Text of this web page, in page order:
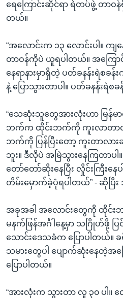
ရေကြောင်းဆိုင်ရာ ရဲတပ်ဖွဲ့ တာဝ
တယ်။
“အလောင်းက ၁၃ လောင်းပါ။
တာဝန်ကိုပဲ ယူရပါတယ်။ အကြော
နေရာနားမှာရှိတဲ့ ပတ်ခနန်းရဲစခန်
နဲ့ ပြောသွားတာပါ။ ပတ်ခနန်းရဲစခ
“သေဆုံးသူတွေအားလုံးဟာ မြန်မ
ဘက်က ထိုင်းဘက်ကို ကူးလာတာလာ
ဘက်ကို ပြန်ပြီးတော့ ကူးတာလား
ဘူး။ ဒီလိုပဲ အမြဲသွားနေကြတာပ
တော်တော်ဆိုးနေပြီး လှိုင်းကြီး
တိမ်းမှောက်ခဲ့ပုံရပါတယ်” - ဆိုပြီး
အခုအခါ အလောင်းတွေကို ထိုင်းဘက်
မနက်ဖြန်အင်္ဂါနေ့မှာ သဂြိုဟ်ဖို့
သောင်းဒေသခံက ပြောပါတယ်
သမားတွေပါ ပျောက်ဆုံးနေတဲ့အ
ပြောပါတယ်။
“အားလုံးက သွားတာ လူ ၃၀ ပါ။